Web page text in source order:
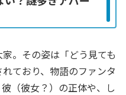
。その姿は「どう見ても
ており、物語のファンタ
（彼女？）の正体や、し